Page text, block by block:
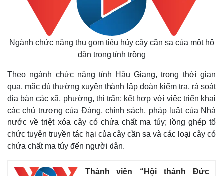
Ngành chức năng thu gom tiêu hủy cây cần sa của một hộ
dân trong tỉnh trồng
Theo ngành chức năng tỉnh Hậu Giang, trong thời gian
qua, mặc dù thường xuyên thành lập đoàn kiểm tra, rà soát
địa bàn các xã, phường, thị trấn; kết hợp với việc triển khai
các chủ trương của Đảng, chính sách, pháp luật của Nhà
nước về triệt xóa cây có chứa chất ma túy; lồng ghép tổ
chức tuyên truyền tác hại của cây cần sa và các loại cây có
chứa chất ma túy đến người dân.
Thành viên “Hội thánh Đức